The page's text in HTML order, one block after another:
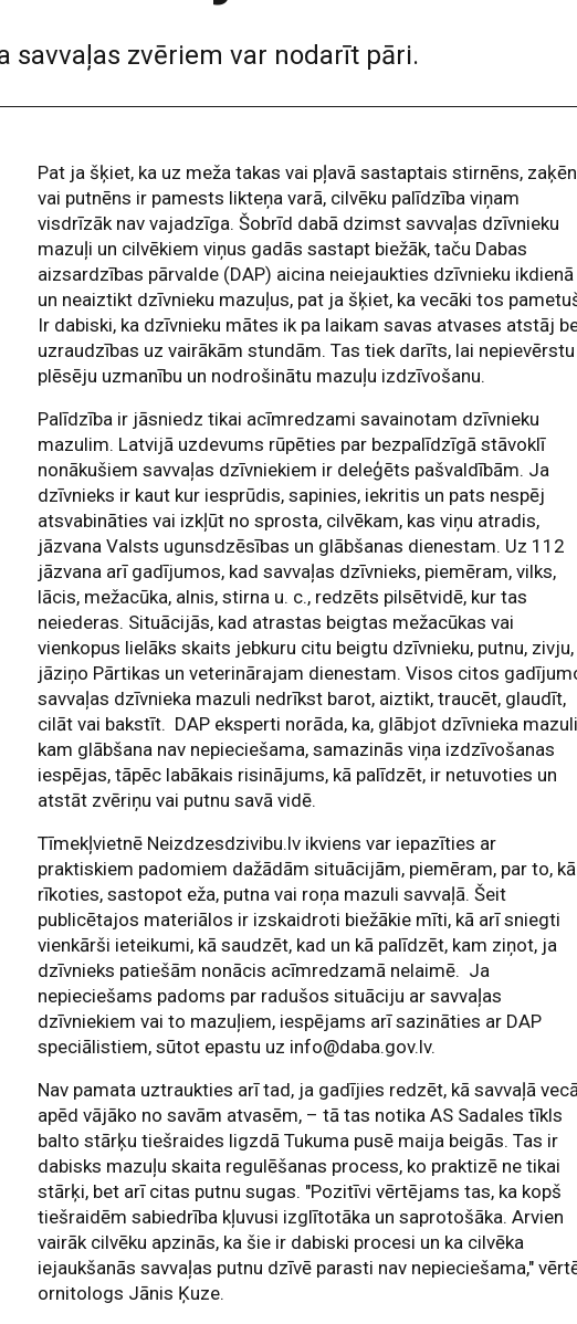
savvaļas zvēriem var nodarīt pāri.
Pat ja šķiet, ka uz meža takas vai pļavā sastaptais stirnēns,
vai putnēns ir pamests likteņa varā, cilvēku palīdzība viņam
visdrīzāk nav vajadzīga. Šobrīd dabā dzimst savvaļas dzīvnieku
mazuļi un cilvēkiem viņus gadās sastapt biežāk, taču Dabas
aizsardzības pārvalde (DAP) aicina neiejaukties dzīvnieku ikdienā
un neaiztikt dzīvnieku mazuļus, pat ja šķiet, ka vecāki tos
Ir dabiski, ka dzīvnieku mātes ik pa laikam savas atvases atstāj
uzraudzības uz vairākām stundām. Tas tiek darīts, lai nepievērstu
plēsēju uzmanību un nodrošinātu mazuļu izdzīvošanu.
Palīdzība ir jāsniedz tikai acīmredzami savainotam dzīvnieku
mazulim. Latvijā uzdevums rūpēties par bezpalīdzīgā stāvoklī
nonākušiem savvaļas dzīvniekiem ir deleģēts pašvaldībām. Ja
dzīvnieks ir kaut kur iesprūdis, sapinies, iekritis un pats nespēj
atsvabināties vai izkļūt no sprosta, cilvēkam, kas viņu atradis,
jāzvana Valsts ugunsdzēsības un glābšanas dienestam. Uz 112
jāzvana arī gadījumos, kad savvaļas dzīvnieks, piemēram, vilks,
lācis, mežacūka, alnis, stirna u. c., redzēts pilsētvidē, kur tas
neiederas. Situācijās, kad atrastas beigtas mežacūkas vai
vienkopus lielāks skaits jebkuru citu beigtu dzīvnieku, putnu, zivju,
jāziņo Pārtikas un veterinārajam dienestam. Visos citos
savvaļas dzīvnieka mazuli nedrīkst barot, aiztikt, traucēt, glaudīt,
cilāt vai bakstīt. DAP eksperti norāda, ka, glābjot dzīvnieka
kam glābšana nav nepieciešama, samazinās viņa izdzīvošanas
iespējas, tāpēc labākais risinājums, kā palīdzēt, ir netuvoties un
atstāt zvēriņu vai putnu savā vidē.
Tīmekļvietnē Neizdzesdzivibu.lv ikviens var iepazīties ar
praktiskiem padomiem dažādām situācijām, piemēram, par to, kā
rīkoties, sastopot eža, putna vai roņa mazuli savvaļā. Šeit
publicētajos materiālos ir izskaidroti biežākie mīti, kā arī sniegti
vienkārši ieteikumi, kā saudzēt, kad un kā palīdzēt, kam ziņot, ja
dzīvnieks patiešām nonācis acīmredzamā nelaimē. Ja
nepieciešams padoms par radušos situāciju ar savvaļas
dzīvniekiem vai to mazuļiem, iespējams arī sazināties ar DAP
speciālistiem, sūtot epastu uz info@daba.gov.lv.
Nav pamata uztraukties arī tad, ja gadījies redzēt, kā savvaļā
apēd vājāko no savām atvasēm, – tā tas notika AS Sadales tīkls
balto stārķu tiešraides ligzdā Tukuma pusē maija beigās. Tas ir
dabisks mazuļu skaita regulēšanas process, ko praktizē ne tikai
stārķi, bet arī citas putnu sugas. "Pozitīvi vērtējams tas, ka kopš
tiešraidēm sabiedrība kļuvusi izglītotāka un saprotošāka. Arvien
vairāk cilvēku apzinās, ka šie ir dabiski procesi un ka cilvēka
iejaukšanās savvaļas putnu dzīvē parasti nav nepieciešama,"
ornitologs Jānis Ķuze.